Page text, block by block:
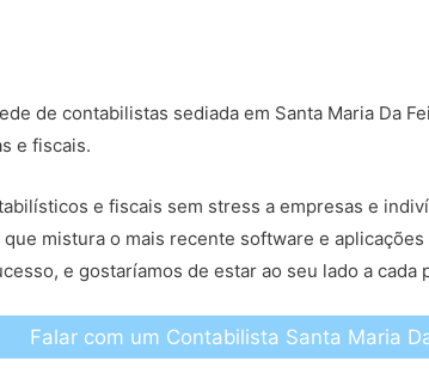
de contabilistas sediada em Santa Maria Da
e fiscais.
e fiscais sem stress a empresas e
mistura o mais recente software e aplicações
e gostaríamos de estar ao seu lado a cada
Falar com um Contabilista Santa Maria